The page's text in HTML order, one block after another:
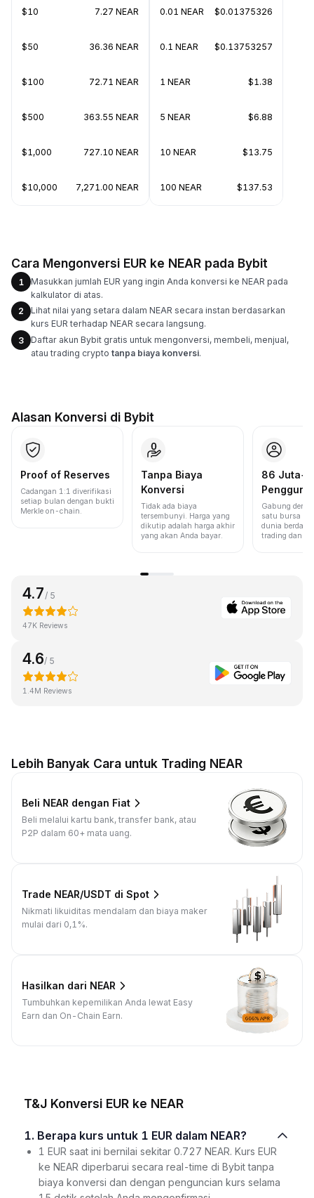
$10 7.27 NEAR
$50 36.36 NEAR
$100 72.71 NEAR
$500 363.55 NEAR
$1,000 727.10 NEAR
$10,000 7,271.00 NEAR
0.01 NEAR $0.01375326
0.1 NEAR $0.13753257
1 NEAR $1.38
5 NEAR $6.88
10 NEAR $13.75
100 NEAR $137.53
Cara Mengonversi EUR ke NEAR pada Bybit
1
Masukkan jumlah EUR yang ingin Anda konversi ke NEAR pada
kalkulator di atas.
2
Lihat nilai yang setara dalam NEAR secara instan berdasarkan
kurs EUR terhadap NEAR secara langsung.
3
Daftar akun Bybit gratis untuk mengonversi, membeli, menjual,
atau trading crypto tanpa biaya konversi.
Alasan Konversi di Bybit
Proof of Reserves
Cadangan 1:1 diverifikasi
setiap bulan dengan bukti
Merkle on-chain.
Tanpa Biaya
Konversi
Tidak ada biaya
tersembunyi. Harga yang
dikutip adalah harga akhir
yang akan Anda bayar.
86 Juta+
Pengguna
Gabung
satu bursa
dunia
trading dan
4.7 / 5
47K Reviews
4.6/ 5
1.4M Reviews
Lebih Banyak Cara untuk Trading NEAR
Beli NEAR dengan Fiat
Beli melalui kartu bank, transfer bank, atau
P2P dalam 60+ mata uang.
Trade NEAR/USDT di Spot
Nikmati likuiditas mendalam dan biaya maker
mulai dari 0,1%.
Hasilkan dari NEAR
Tumbuhkan kepemilikan Anda lewat Easy
Earn dan On-Chain Earn.
T&J Konversi EUR ke NEAR
1. Berapa kurs untuk 1 EUR dalam NEAR?
1 EUR saat ini bernilai sekitar 0.727 NEAR. Kurs EUR
ke NEAR diperbarui secara real-time di Bybit tanpa
biaya konversi dan dengan penguncian kurs selama